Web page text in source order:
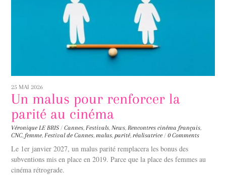
25 MAI 2026
Un malus pour renforcer la
parité au cinéma
Véronique LE BRIS / Cannes,Festivals,News,Rencontres cinéma français,
CNC, femme,Festival de Cannes,malus,parité,réalisatrice / 0 Comments
Le 1er janvier 2027, un malus parité remplacera les bonus des
subventions mis en place en 2019. Parce que la place des femmes au
cinéma rétrograde.